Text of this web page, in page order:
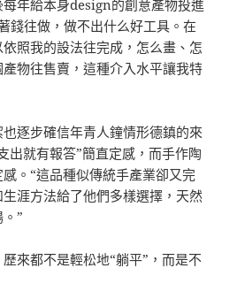
每年給本身design的創意產物投進
錢往做，做不出什么好工具。在
照我的設法往完成，怎么畫、怎
物往售賣，這種介入水平讓我特
逐步確信年青人鐘情形德鎮的來
就有報答”簡直定感，而手作陶
。“這品種似傳統手產業卻又完
涯方法給了他們多樣選擇，天然
”
來都不是輕松地“躺平”，而是不